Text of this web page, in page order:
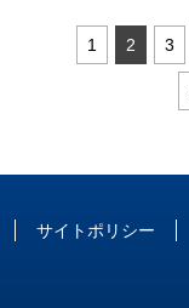
1 2 3
サイトポリシー